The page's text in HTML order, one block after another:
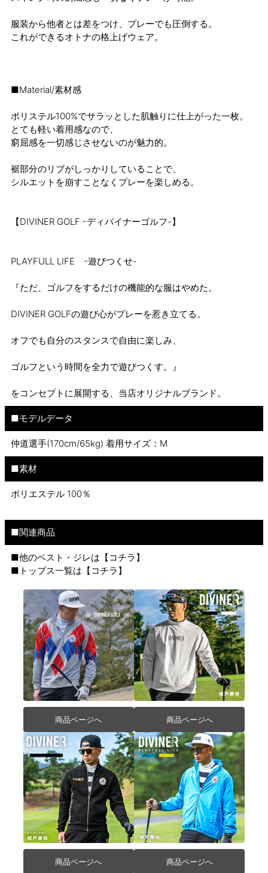
服装から他者とは差をつけ、プレーでも圧倒する。
これができるオトナの格上げウェア。
■Material/素材感
ポリステル100%でサラッとした肌触りに仕上がった一枚。
とても軽い着用感なので、
窮屈感を一切感じさせないのが魅力的。
裾部分のリブがしっかりしていることで、
シルエットを崩すことなくプレーを楽しめる。
【DIVINER GOLF -ディバイナーゴルフ-】
PLAYFULL LIFE -遊びつくせ-
『ただ、ゴルフをするだけの機能的な服はやめた。
DIVINER GOLFの遊び心がプレーを惹き立てる。
オフでも自分のスタンスで自由に楽しみ、
ゴルフという時間を全力で遊びつくす。』
をコンセプトに展開する、当店オリジナルブランド。
■モデルデータ
仲道選手(170cm/65kg) 着用サイズ：M
■素材
ポリエステル 100％
■関連商品
■他のベスト・ジレは【 コチラ 】
■トップス一覧は【 コチラ 】
商品ページへ 商品ページへ
商品ページへ 商品ページへ